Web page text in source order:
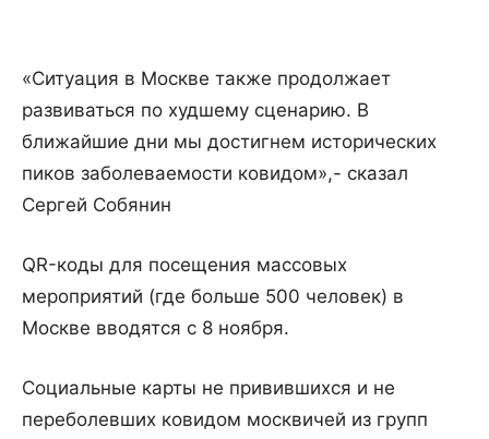
«Ситуация в Москве также продолжает
развиваться по худшему сценарию. В
ближайшие дни мы достигнем исторических
пиков заболеваемости ковидом»,- сказал
Сергей Собянин
QR-коды для посещения массовых
мероприятий (где больше 500 человек) в
Москве вводятся с 8 ноября.
Социальные карты не привившихся и не
переболевших ковидом москвичей из групп